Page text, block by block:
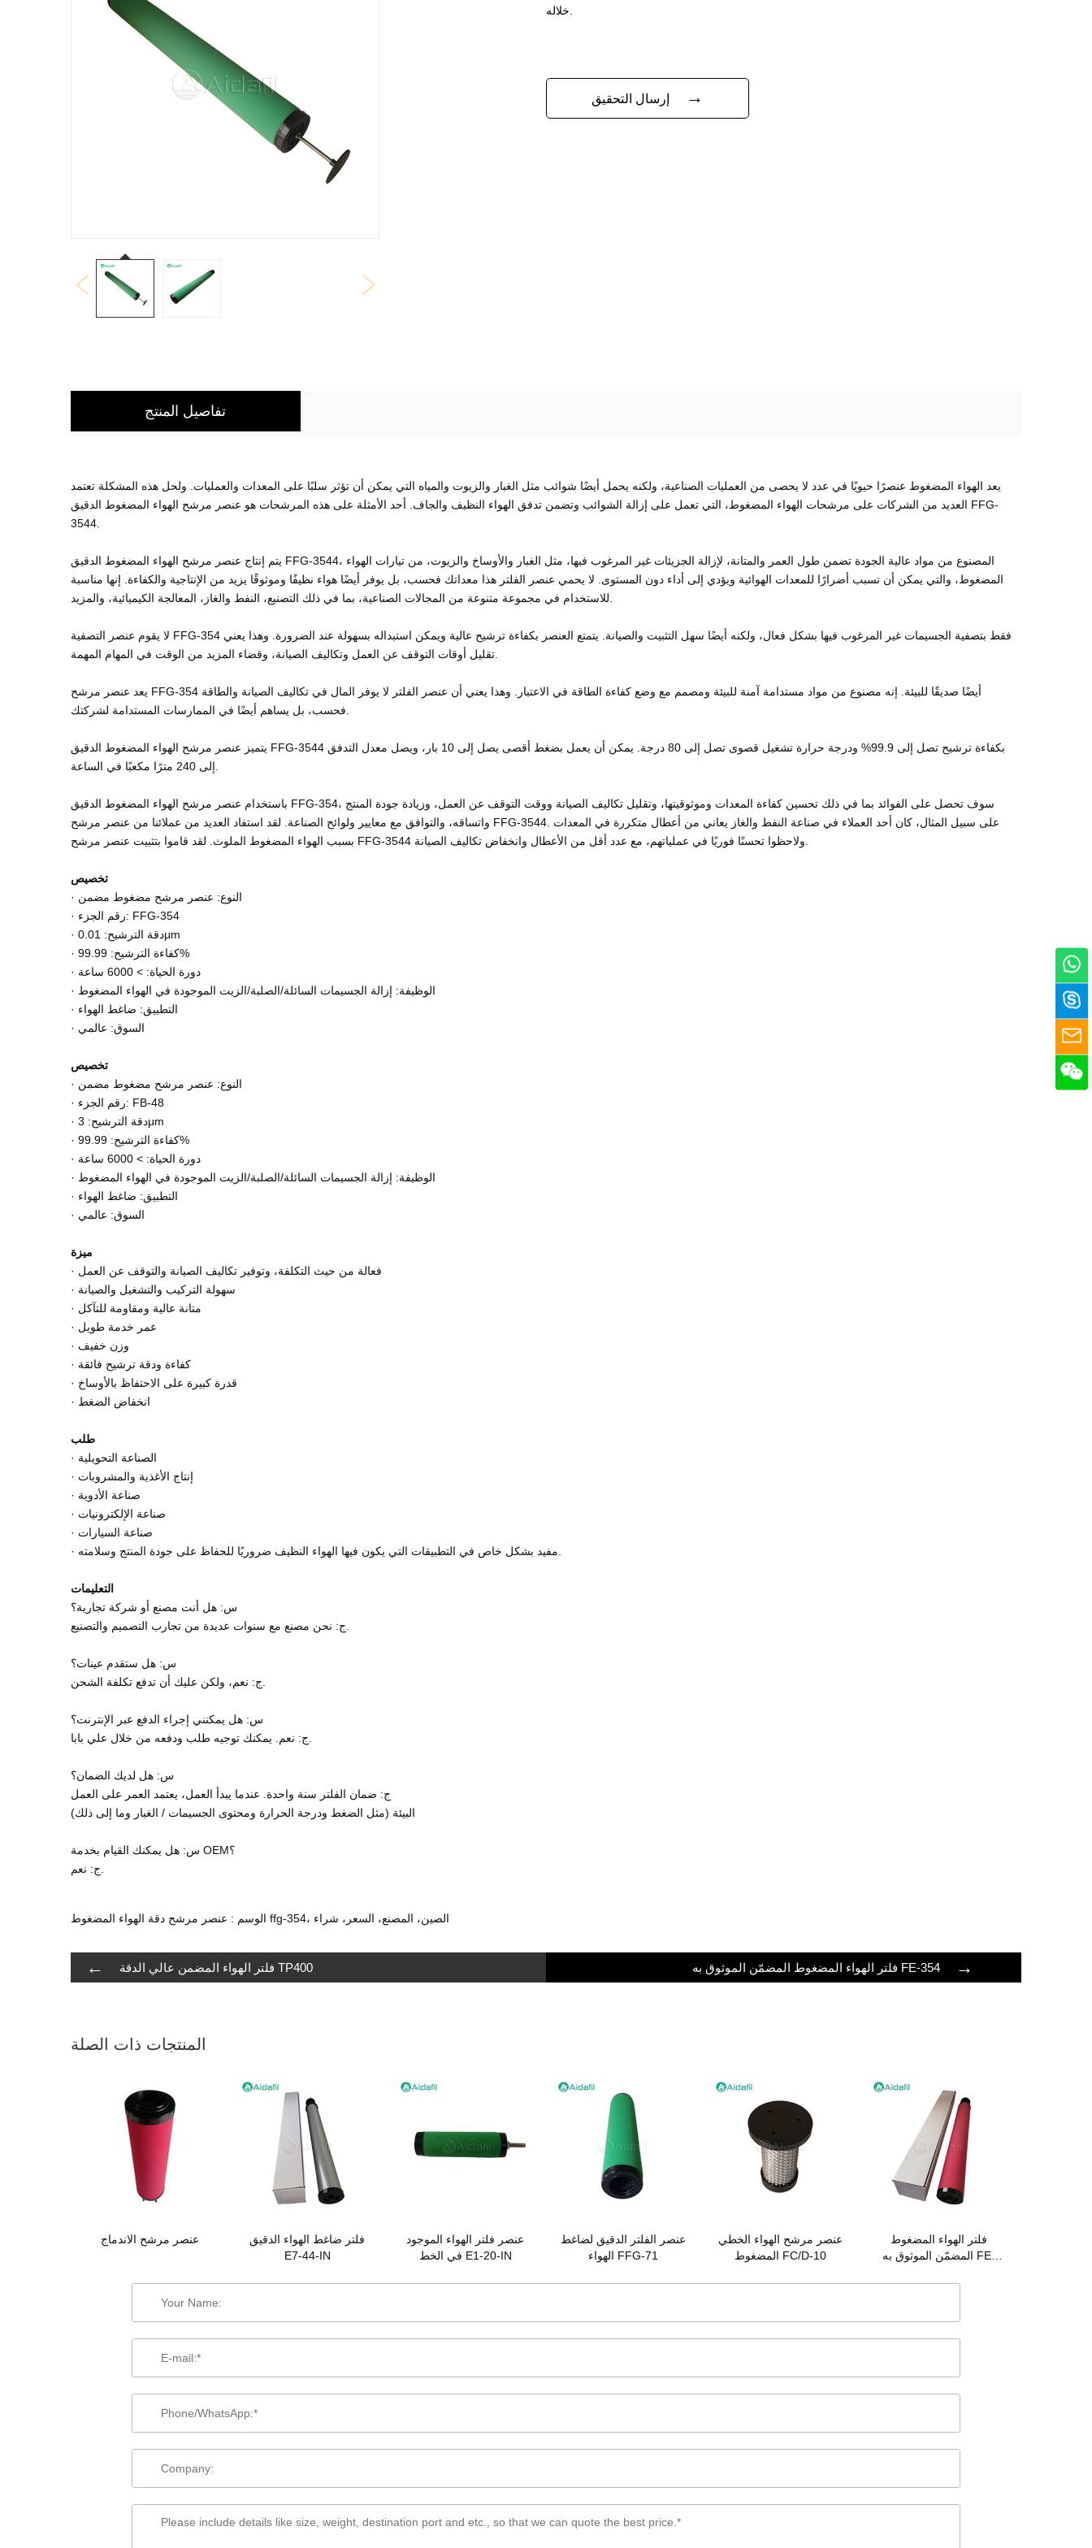
إرسال التحقيق →
تفاصيل المنتج
يعد الهواء المضغوط عنصرًا حيويًا في عدد لا يحصى من العمليات الصناعية، ولكنه يحمل أيضًا شوائب مثل الغبار والزيوت والمياه التي يمكن أن تؤثر سلبًا على المعدات والعمليات. ولحل هذه المشكلة تعتمد
العديد من الشركات على مرشحات الهواء المضغوط، التي تعمل على إزالة الشوائب وتضمن تدفق الهواء النظيف والجاف. أحد الأمثلة على هذه المرشحات هو عنصر مرشح الهواء المضغوط الدقيق FFG-
3544.
يتم إنتاج عنصر مرشح الهواء المضغوط الدقيق FFG-3544، المصنوع من مواد عالية الجودة تضمن طول العمر والمتانة، لإزالة الجزيئات غير المرغوب فيها، مثل الغبار والأوساخ والزيوت، من تيارات الهواء
المضغوط، والتي يمكن أن تسبب أضرارًا للمعدات الهوائية ويؤدي إلى أداء دون المستوى. لا يحمي عنصر الفلتر هذا معداتك فحسب، بل يوفر أيضًا هواء نظيفًا وموثوقًا يزيد من الإنتاجية والكفاءة. إنها مناسبة
لا يقوم عنصر التصفية FFG-354 فقط بتصفية الجسيمات غير المرغوب فيها بشكل فعال، ولكنه أيضًا سهل التثبيت والصيانة. يتمتع العنصر بكفاءة ترشيح عالية ويمكن استبداله بسهولة عند الضرورة. وهذا يعني
يعد عنصر مرشح FFG-354 أيضًا صديقًا للبيئة. إنه مصنوع من مواد مستدامة آمنة للبيئة ومصمم مع وضع كفاءة الطاقة في الاعتبار. وهذا يعني أن عنصر الفلتر لا يوفر المال في تكاليف الصيانة والطاقة
يتميز عنصر مرشح الهواء المضغوط الدقيق FFG-3544 بكفاءة ترشيح تصل إلى 99.9% ودرجة حرارة تشغيل قصوى تصل إلى 80 درجة. يمكن أن يعمل بضغط أقصى يصل إلى 10 بار، ويصل معدل التدفق
باستخدام عنصر مرشح الهواء المضغوط الدقيق FFG-354، سوف تحصل على الفوائد بما في ذلك تحسين كفاءة المعدات وموثوقيتها، وتقليل تكاليف الصيانة ووقت التوقف عن العمل، وزيادة جودة المنتج
واتساقه، والتوافق مع معايير ولوائح الصناعة. لقد استفاد العديد من عملائنا من عنصر مرشح FFG-3544. على سبيل المثال، كان أحد العملاء في صناعة النفط والغاز يعاني من أعطال متكررة في المعدات
تخصيص
· النوع: عنصر مرشح مضغوط مضمن
· رقم الجزء: FFG-354
· دقة الترشيح: 0.01μm
· كفاءة الترشيح: 99.99%
· دورة الحياة: > 6000 ساعة
· الوظيفة: إزالة الجسيمات السائلة/الصلبة/الزيت الموجودة في الهواء المضغوط
· التطبيق: ضاغط الهواء
· السوق: عالمي
تخصيص
· النوع: عنصر مرشح مضغوط مضمن
· رقم الجزء: FB-48
· دقة الترشيح: 3μm
· كفاءة الترشيح: 99.99%
· دورة الحياة: > 6000 ساعة
· الوظيفة: إزالة الجسيمات السائلة/الصلبة/الزيت الموجودة في الهواء المضغوط
· التطبيق: ضاغط الهواء
· السوق: عالمي
ميزة
· فعالة من حيث التكلفة، وتوفير تكاليف الصيانة والتوقف عن العمل
· سهولة التركيب والتشغيل والصيانة
· متانة عالية ومقاومة للتآكل
· عمر خدمة طويل
· وزن خفيف
· كفاءة ودقة ترشيح فائقة
· قدرة كبيرة على الاحتفاظ بالأوساخ
· انخفاض الضغط
طلب
· الصناعة التحويلية
· إنتاج الأغذية والمشروبات
· صناعة الأدوية
· صناعة الإلكترونيات
· صناعة السيارات
التعليمات
س: هل أنت مصنع أو شركة تجارية؟
س: هل ستقدم عينات؟
س: هل يمكنني إجراء الدفع عبر الإنترنت؟
س: هل لديك الضمان؟
ج: ضمان الفلتر سنة واحدة. عندما يبدأ العمل، يعتمد العمر على العمل
البيئة (مثل الضغط ودرجة الحرارة ومحتوى الجسيمات / الغبار وما إلى ذلك)
س: هل يمكنك القيام بخدمة OEM؟
الوسم : عنصر مرشح دقة الهواء المضغوط ffg-354، الصين، المصنع، السعر، شراء
← فلتر الهواء المضمن عالي الدقة TP400 فلتر الهواء المضغوط المضمّن الموثوق به FE-354 →
المنتجات ذات الصلة
عنصر مرشح الاندماج
فلتر ضاغط الهواء الدقيق
E7-44-IN
عنصر فلتر الهواء الموجود
في الخط E1-20-IN
عنصر الفلتر الدقيق لضاغط
الهواء FFG-71
عنصر مرشح الهواء الخطي
المضغوط FC/D-10
فلتر الهواء المضغوط
المضمّن الموثوق به FE-